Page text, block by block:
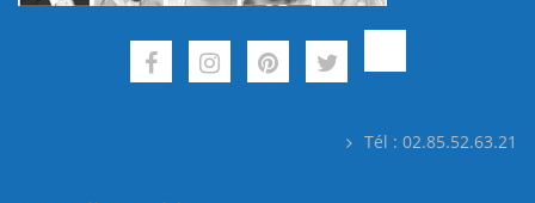
Tél : 02.85.52.63.21